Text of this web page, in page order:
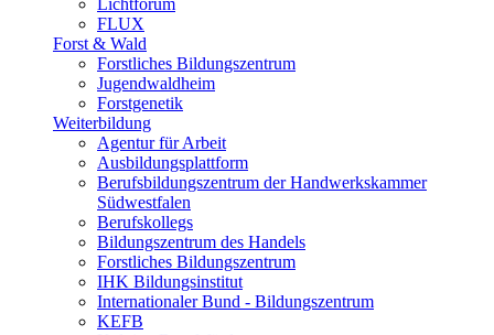
Lichtforum
FLUX
Forst & Wald
Forstliches Bildungszentrum
Jugendwaldheim
Forstgenetik
Weiterbildung
Agentur für Arbeit
Ausbildungsplattform
Berufsbildungszentrum der Handwerkskammer
Südwestfalen
Berufskollegs
Bildungszentrum des Handels
Forstliches Bildungszentrum
IHK Bildungsinstitut
Internationaler Bund - Bildungszentrum
KEFB